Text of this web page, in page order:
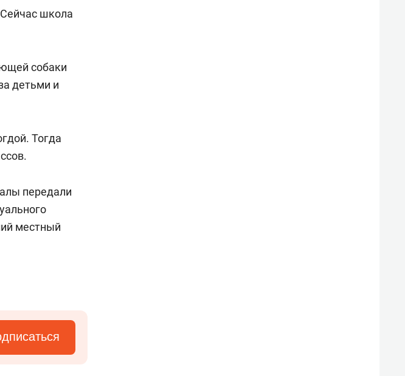
школа
собаки
детьми и
Тогда
передали
местный